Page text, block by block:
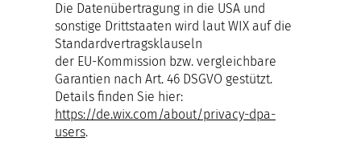
Die Datenübertragung in die USA und
sonstige Drittstaaten wird laut WIX auf die
Standardvertragsklauseln
der EU-Kommission bzw. vergleichbare
Garantien nach Art. 46 DSGVO gestützt.
Details finden Sie hier:
https://de.wix.com/about/privacy-dpa-
users.